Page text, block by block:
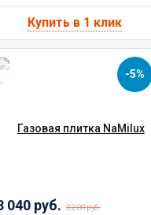
-5%
040 руб. 3 200 руб.